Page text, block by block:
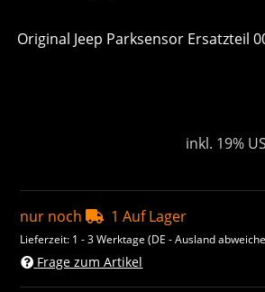
Original Jeep Parksensor Ersatzteil
inkl. 19%
nur noch 1 Auf Lager
Lieferzeit: 1 - 3 Werktage(DE - Ausland
Frage zum Artikel